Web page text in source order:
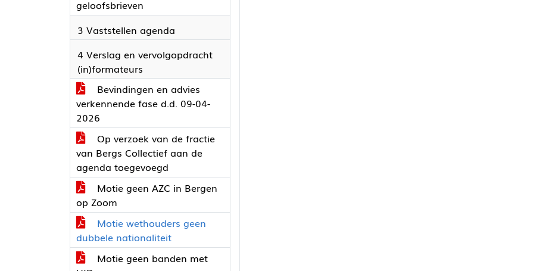
geloofsbrieven
3 Vaststellen agenda
4 Verslag en vervolgopdracht
(in)formateurs
Bevindingen en advies
verkennende fase d.d. 09-04-
2026
Op verzoek van de fractie
van Bergs Collectief aan de
agenda toegevoegd
Motie geen AZC in Bergen
op Zoom
Motie wethouders geen
dubbele nationaliteit
Motie geen banden met